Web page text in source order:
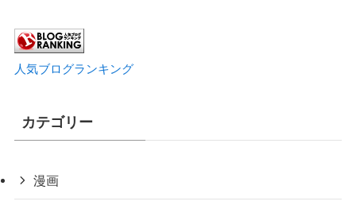
人気ブログランキング
カテゴリー
漫画